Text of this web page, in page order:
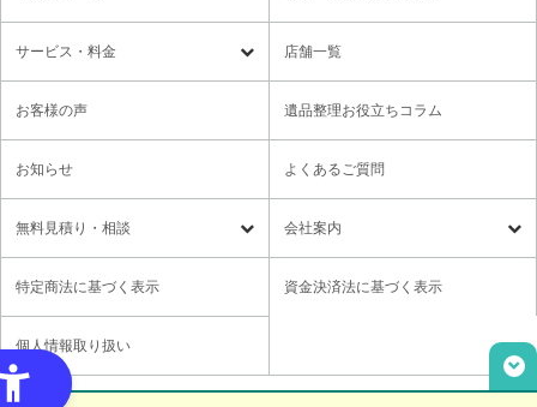
サービス・料金
遺品整理 残置物撤去
特殊清掃・孤独死 ゴミ屋敷・モノ屋敷
各種セミナーのご案内 領収書の発行方法
店舗一覧
お客様の声 遺品整理お役立ちコラム
お知らせ よくあるご質問
無料⾒積り・相談
無料⾒積り・相談 LINE無料相談
ご意見箱
取材・講演依頼
会社案内
社長メッセージ
特定商法に基づく表示 資金決済法に基づく表示
個人情報取り扱い